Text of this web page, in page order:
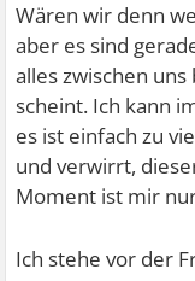
Wären wir denn
aber es sind
alles zwischen
scheint. Ich kann
es ist einfach zu
und verwirrt,
Moment ist mir
Ich stehe vor der